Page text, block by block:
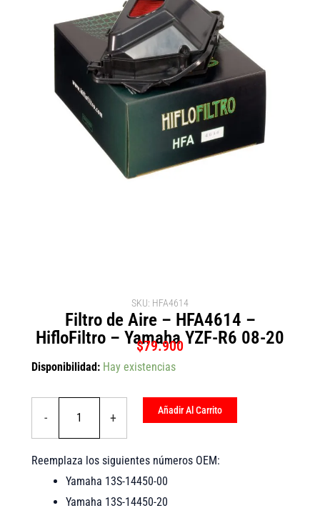
SKU: HFA4614
Filtro de Aire – HFA4614 –
HifloFiltro – Yamaha YZF-R6 08-20
$79.900
Disponibilidad: Hay existencias
-
Filtro
HFA4614
-
Yamaha
+
Añadir Al Carrito
Reemplaza los siguientes números OEM:
Yamaha 13S-14450-00
Yamaha 13S-14450-20